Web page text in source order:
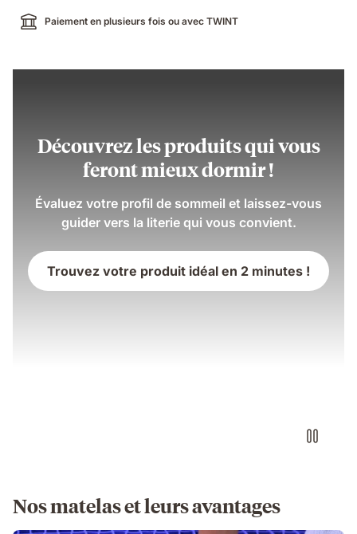
Paiement en plusieurs fois ou avec TWINT
Découvrez les produits qui vous
feront mieux dormir !
Évaluez votre profil de sommeil et laissez-vous
guider vers la literie qui vous convient.
Trouvez votre produit idéal en 2 minutes !
Nos matelas et leurs avantages